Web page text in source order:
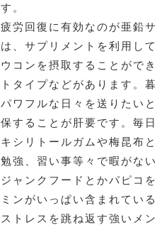
す。
疲労回復に有効なのが亜鉛
は、サプリメントを利用し
ウコンを摂取することがで
トタイプなどがあります。
パワフルな日々を送りたい
保することが肝要です。毎
キシリトールガムや梅昆布
勉強、習い事等々で暇がな
ジャンクフードとかパピコ
ミンがいっぱい含まれてい
ストレスを跳ね返す強いメ